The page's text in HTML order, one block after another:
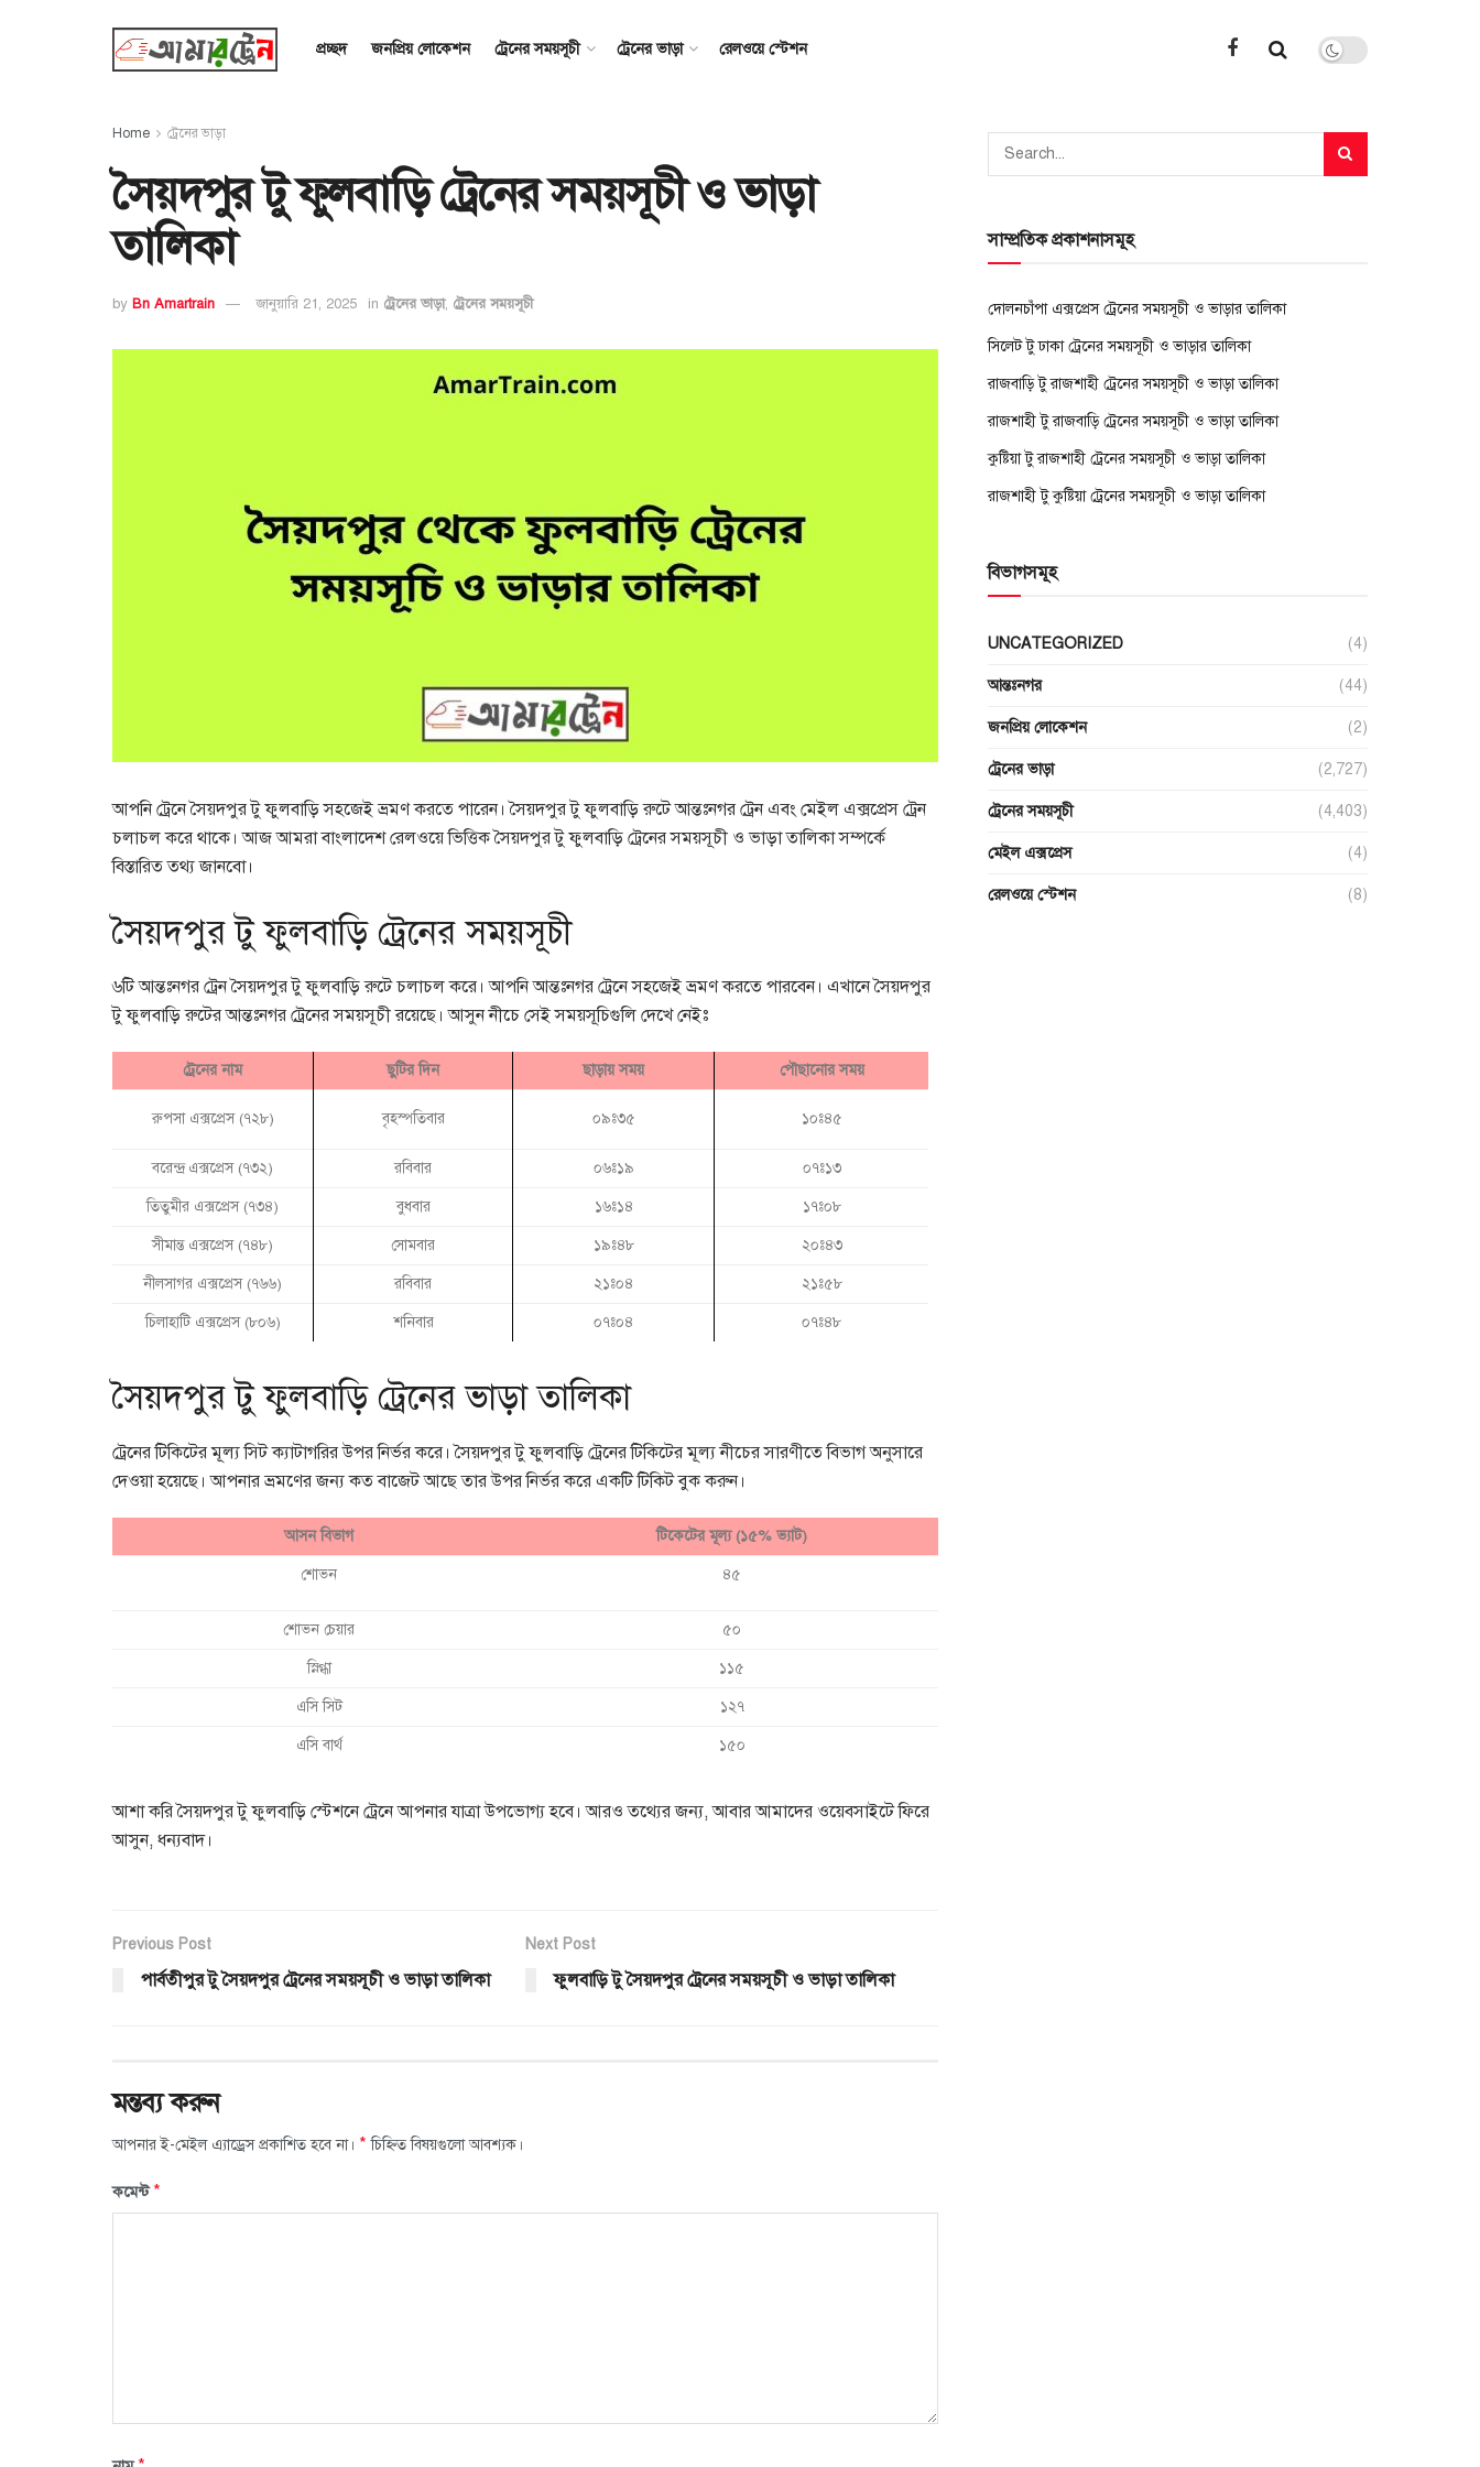
প্রচ্ছদ জনপ্রিয় লোকেশন ট্রেনের সময়সূচী ট্রেনের ভাড়া রেলওয়ে স্টেশন
Home ট্রেনের ভাড়া
সৈয়দপুর টু ফুলবাড়ি ট্রেনের সময়সূচী ও ভাড়া
তালিকা
by Bn Amartrain জানুয়ারি 21, 2025 in ট্রেনের ভাড়া, ট্রেনের সময়সূচী
আপনি ট্রেনে সৈয়দপুর টু ফুলবাড়ি সহজেই ভ্রমণ করতে পারেন। সৈয়দপুর টু ফুলবাড়ি রুটে আন্তঃনগর ট্রেন এবং মেইল এক্সপ্রেস ট্রেন
চলাচল করে থাকে। আজ আমরা বাংলাদেশ রেলওয়ে ভিত্তিক সৈয়দপুর টু ফুলবাড়ি ট্রেনের সময়সূচী ও ভাড়া তালিকা সম্পর্কে
বিস্তারিত তথ্য জানবো।
সৈয়দপুর টু ফুলবাড়ি ট্রেনের সময়সূচী
৬টি আন্তঃনগর ট্রেন সৈয়দপুর টু ফুলবাড়ি রুটে চলাচল করে। আপনি আন্তঃনগর ট্রেনে সহজেই ভ্রমণ করতে পারবেন। এখানে সৈয়দপুর
টু ফুলবাড়ি রুটের আন্তঃনগর ট্রেনের সময়সূচী রয়েছে। আসুন নীচে সেই সময়সূচিগুলি দেখে নেইঃ
ট্রেনের নাম ছুটির দিন ছাড়ায় সময় পৌছানোর সময়
রুপসা এক্সপ্রেস (৭২৮) বৃহস্পতিবার ০৯ঃ৩৫ ১০ঃ৪৫
বরেন্দ্র এক্সপ্রেস (৭৩২) রবিবার ০৬ঃ১৯ ০৭ঃ১৩
তিতুমীর এক্সপ্রেস (৭৩৪) বুধবার ১৬ঃ১৪ ১৭ঃ০৮
সীমান্ত এক্সপ্রেস (৭৪৮) সোমবার ১৯ঃ৪৮ ২০ঃ৪৩
নীলসাগর এক্সপ্রেস (৭৬৬) রবিবার ২১ঃ০৪ ২১ঃ৫৮
চিলাহাটি এক্সপ্রেস (৮০৬) শনিবার ০৭ঃ০৪ ০৭ঃ৪৮
সৈয়দপুর টু ফুলবাড়ি ট্রেনের ভাড়া তালিকা
ট্রেনের টিকিটের মূল্য সিট ক্যাটাগরির উপর নির্ভর করে। সৈয়দপুর টু ফুলবাড়ি ট্রেনের টিকিটের মূল্য নীচের সারণীতে বিভাগ অনুসারে
দেওয়া হয়েছে। আপনার ভ্রমণের জন্য কত বাজেট আছে তার উপর নির্ভর করে একটি টিকিট বুক করুন।
আসন বিভাগ টিকেটের মূল্য (১৫% ভ্যাট)
শোভন ৪৫
শোভন চেয়ার ৫০
স্নিগ্ধা ১১৫
এসি সিট ১২৭
এসি বার্থ ১৫০
আশা করি সৈয়দপুর টু ফুলবাড়ি স্টেশনে ট্রেনে আপনার যাত্রা উপভোগ্য হবে। আরও তথ্যের জন্য, আবার আমাদের ওয়েবসাইটে ফিরে
আসুন, ধন্যবাদ।
Previous Post
পার্বতীপুর টু সৈয়দপুর ট্রেনের সময়সূচী ও ভাড়া তালিকা
Next Post
ফুলবাড়ি টু সৈয়দপুর ট্রেনের সময়সূচী ও ভাড়া তালিকা
মন্তব্য করুন
আপনার ই-মেইল এ্যাড্রেস প্রকাশিত হবে না। * চিহ্নিত বিষয়গুলো আবশ্যক।
কমেন্ট*
সাম্প্রতিক প্রকাশনাসমূহ
দোলনচাঁপা এক্সপ্রেস ট্রেনের সময়সূচী ও ভাড়ার তালিকা
সিলেট টু ঢাকা ট্রেনের সময়সূচী ও ভাড়ার তালিকা
রাজবাড়ি টু রাজশাহী ট্রেনের সময়সূচী ও ভাড়া তালিকা
রাজশাহী টু রাজবাড়ি ট্রেনের সময়সূচী ও ভাড়া তালিকা
কুষ্টিয়া টু রাজশাহী ট্রেনের সময়সূচী ও ভাড়া তালিকা
রাজশাহী টু কুষ্টিয়া ট্রেনের সময়সূচী ও ভাড়া তালিকা
বিভাগসমূহ
UNCATEGORIZED (4)
আন্তঃনগর (44)
জনপ্রিয় লোকেশন (2)
ট্রেনের ভাড়া (2,727)
ট্রেনের সময়সূচী (4,403)
মেইল এক্সপ্রেস (4)
রেলওয়ে স্টেশন (8)